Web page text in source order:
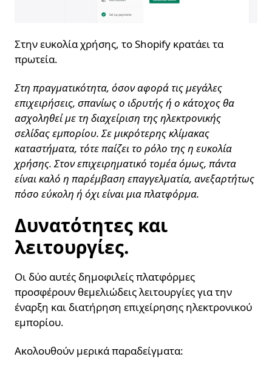
Στην ευκολία χρήσης, το Shopify κρατάει τα
πρωτεία.
Στη πραγματικότητα, όσον αφορά τις μεγάλες
επιχειρήσεις, σπανίως ο ιδρυτής ή ο κάτοχος θα
ασχοληθεί με τη διαχείριση της ηλεκτρονικής
σελίδας εμπορίου. Σε μικρότερης κλίμακας
καταστήματα, τότε παίζει το ρόλο της η ευκολία
χρήσης. Στον επιχειρηματικό τομέα όμως, πάντα
είναι καλό η παρέμβαση επαγγελματία, ανεξαρτήτως
πόσο εύκολη ή όχι είναι μια πλατφόρμα.
Δυνατότητες και
λειτουργίες.
Οι δύο αυτές δημοφιλείς πλατφόρμες
προσφέρουν θεμελιώδεις λειτουργίες για την
έναρξη και διατήρηση επιχείρησης ηλεκτρονικού
εμπορίου.
Ακολουθούν μερικά παραδείγματα: